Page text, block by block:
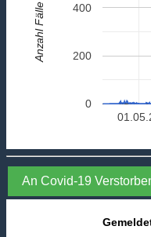
0
200
400
Anzahl Fälle
An Covid-19